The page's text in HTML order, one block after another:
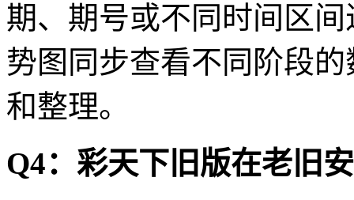
期、期号或不同时间区
势图同步查看不同阶段
和整理。
Q4：彩天下旧版在老旧